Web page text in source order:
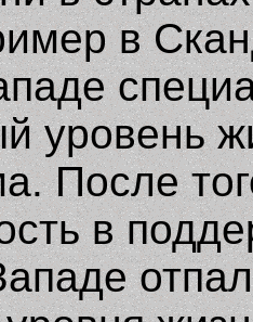
в
уровень
После
в